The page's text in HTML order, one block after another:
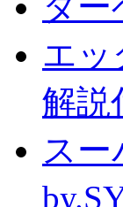
エ
解説
ス